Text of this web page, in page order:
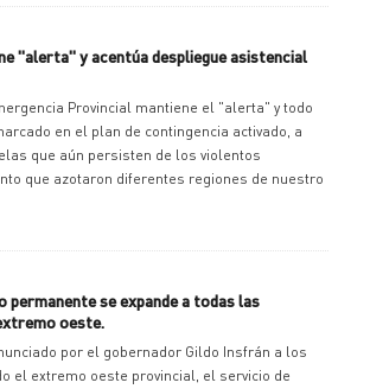
"alerta" y acentúa despliegue asistencial
Provincial mantiene el "alerta" y todo
en el plan de contingencia activado, a
que aún persisten de los violentos
que azotaron diferentes regiones de nuestro
se expande a todas las
oeste.
por el gobernador Gildo Insfrán a los
el extremo oeste provincial, el servicio de